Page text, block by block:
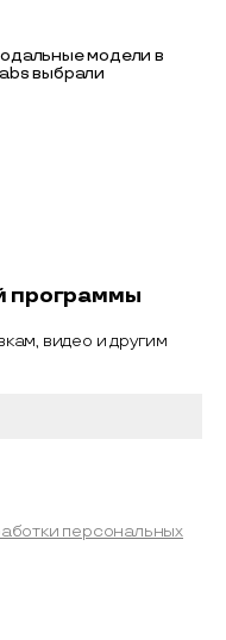
модели в
выбрали
программы
видео и другим
персональных